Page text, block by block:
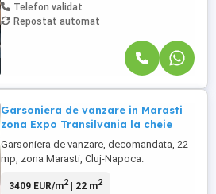
Telefon validat
Repostat automat
Garsoniera de vanzare in Marasti
zona Expo Transilvania la cheie
Garsoniera de vanzare, decomandata, 22
mp, zona Marasti, Cluj-Napoca.
• Pretabil investitie sigura; TABOO
3409 EUR/m2| 22 m2